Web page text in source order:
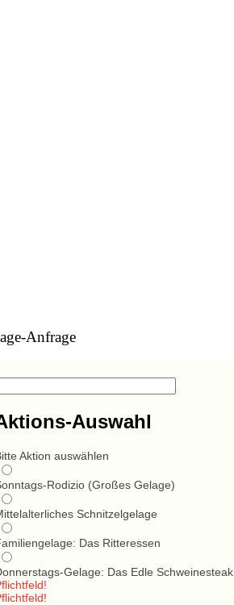
Anfrage
Auswahl
Aktion auswählen
Rodizio (Großes Gelage)
Schnitzelgelage
Das Ritteressen
Gelage: Das Edle Schweinesteak